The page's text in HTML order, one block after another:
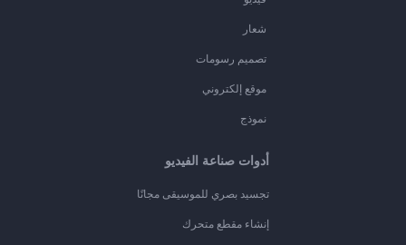
شعار
تصميم رسومات
موقع إلكتروني
نموذج
أدوات صناعة الفيديو
تجسيد بصري للموسيقى مجانًا
إنشاء مقطع متحرك